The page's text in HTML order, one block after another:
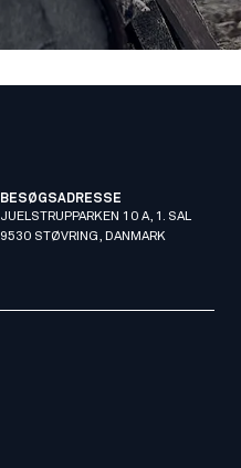
BESØGSADRESSE
JUELSTRUPPARKEN 10 A, 1. SAL
9530 STØVRING, DANMARK